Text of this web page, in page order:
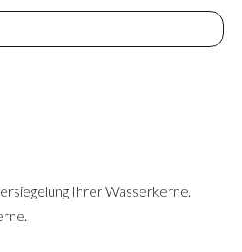
Ihrer Wasserkerne.